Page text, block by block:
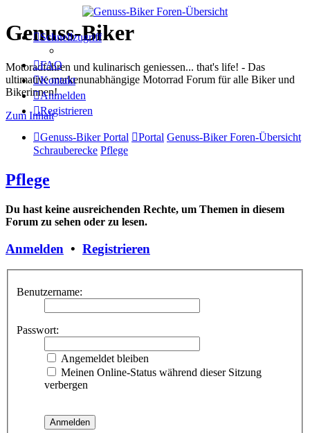
Genuss-Biker
Motoradfahren und kulinarisch geniessen... that's life! - Das
ultimative markenunabhängige Motorrad Forum für alle Biker und
Bikerinnen!
Zum Inhalt
Schnellzugriff
FAQ
Kontakt
Anmelden
Registrieren
Genuss-Biker Portal Portal Genuss-Biker Foren-Übersicht
Schrauberecke Pflege
Pflege
Du hast keine ausreichenden Rechte, um Themen in diesem
Forum zu sehen oder zu lesen.
Anmelden • Registrieren
Benutzername:
Passwort:
Angemeldet bleiben
Meinen Online-Status während dieser Sitzung
verbergen